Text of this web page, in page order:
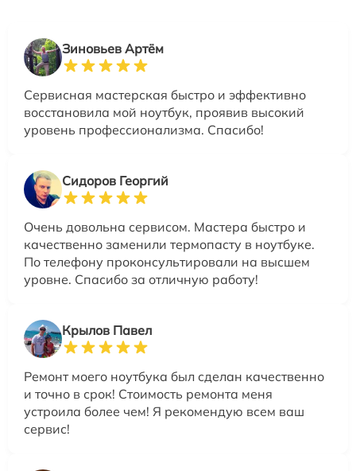
Зиновьев Артём
Сервисная мастерская быстро и эффективно
восстановила мой ноутбук, проявив высокий
уровень профессионализма. Спасибо!
Сидоров Георгий
Очень довольна сервисом. Мастера быстро и
качественно заменили термопасту в ноутбуке.
По телефону проконсультировали на высшем
уровне. Спасибо за отличную работу!
Крылов Павел
Ремонт моего ноутбука был сделан качественно
и точно в срок! Стоимость ремонта меня
устроила более чем! Я рекомендую всем ваш
сервис!